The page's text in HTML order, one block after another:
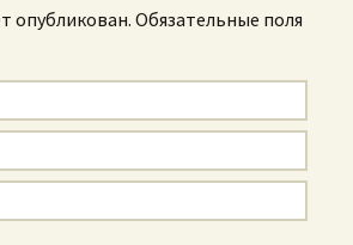
опубликован. Обязательные поля